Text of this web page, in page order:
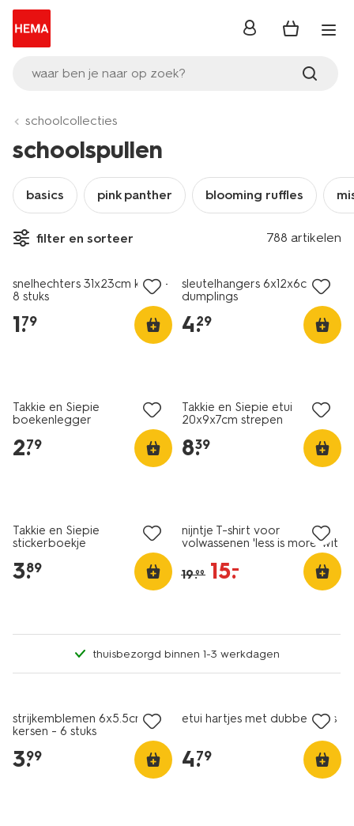
waar ben je naar op zoek?
inloggen
schoolcollecties
schoolspullen
basics pink panther blooming ruffles
filter en sorteer 788 artikelen
nieuw
snelhechters 31x23cm kleur -
8 stuks
1.
79
sleutelhangers 6x12x6cm
dumplings
4.
29
Takkie en Siepie
boekenlegger
2.
79
Takkie en Siepie etui
20x9x7cm strepen
8.
39
Takkie en Siepie
stickerboekje
3.
89
nijntje T-shirt voor
volwassenen 'less is more' wit
19.99 15.
–
thuisbezorgd binnen 1-3 werkdagen
strijkemblemen 6x5.5cm
kersen - 6 stuks
3.
99
etui hartjes met dubbele rits
4.
79